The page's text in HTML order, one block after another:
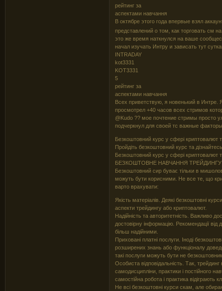
рейтинг за
аспектами навчання
В октябре этого года впервые взял
представлений о том, как торговать см
это же время наткнулся на ваше
начал изучать Интру и зависать тут
INTRADAY
kot3331
KOT3331
5
рейтинг за
аспектами навчання
Всех приветствую, я новенький в
просмотрел +40 часов всех стримов
@Kudo ?? мое почтение стримы просто
подчеркнул для своей тс важные
Безкоштовний курс у сфері криптовалют
Пройдіть безкоштовний курс та
Безкоштовний курс у сфері криптовалют
БЕЗКОШТОВНЕ НАВЧАННЯ ТРЕЙДИНГУ
Безкоштовний сир буває тільки в
можуть бути корисними. Не все те, що
варто врахувати:
Якість матеріалів. Деякі безкоштовні
аспекти трейдингу або криптовалют.
Надійність та авторитетність. Важливо
достовірну інформацію. Рекомендації від
більш надійними.
Приховані платні послуги. Іноді
розширених знань або функціоналу
такі послуги можуть бути не
Особиста відповідальність. Так,
самодисципліни, практики і постійного
самостійна робота і практика відіграють
Не всі безкоштовні курси скам, але